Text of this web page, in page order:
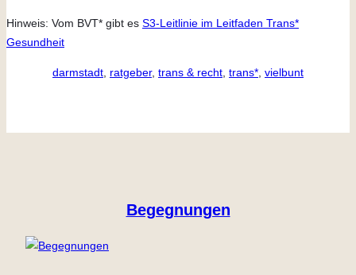
Hinweis: Vom BVT* gibt es S3-Leitlinie im Leitfaden Trans*
Gesundheit
darmstadt, ratgeber, trans & recht, trans*, vielbunt
Begegnungen